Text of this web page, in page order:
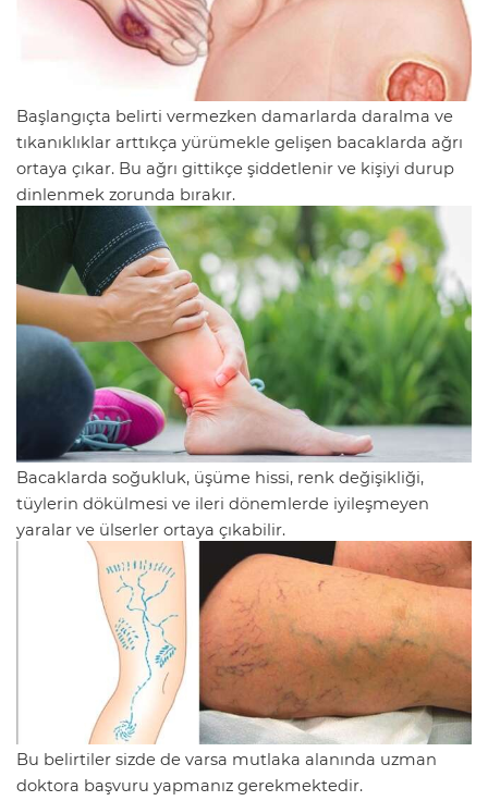
Başlangıçta belirti vermezken damarlarda daralma ve
tıkanıklıklar arttıkça yürümekle gelişen bacaklarda ağrı
ortaya çıkar. Bu ağrı gittikçe şiddetlenir ve kişiyi durup
dinlenmek zorunda bırakır.
Bacaklarda soğukluk, üşüme hissi, renk değişikliği,
tüylerin dökülmesi ve ileri dönemlerde iyileşmeyen
yaralar ve ülserler ortaya çıkabilir.
Bu belirtiler sizde de varsa mutlaka alanında uzman
doktora başvuru yapmanız gerekmektedir.